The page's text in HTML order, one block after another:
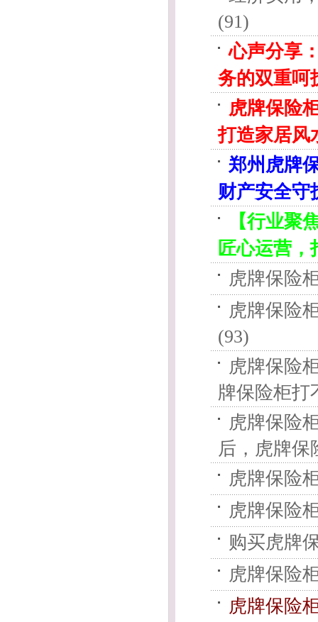
(91)
心声分享
务的双重呵
虎牌保险
打造家居风
郑州虎牌
财产安全守
【行业聚
匠心运营，
虎牌保险
虎牌保险
(93)
虎牌保险
牌保险柜打
虎牌保险
后，虎牌保
虎牌保险
虎牌保险
购买虎牌
虎牌保险
虎牌保险